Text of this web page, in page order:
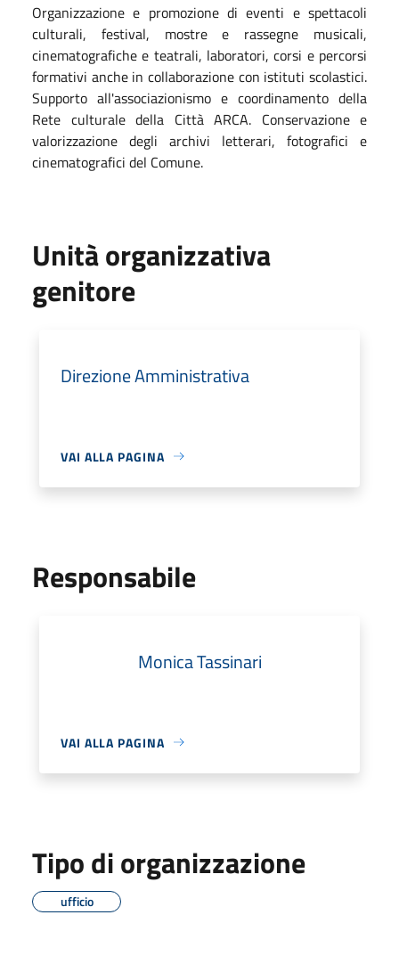
Organizzazione e promozione di eventi e spettacoli
culturali, festival, mostre e rassegne musicali,
cinematografiche e teatrali, laboratori, corsi e percorsi
formativi anche in collaborazione con istituti scolastici.
Supporto all'associazionismo e coordinamento della
Rete culturale della Città ARCA. Conservazione e
valorizzazione degli archivi letterari, fotografici e
cinematografici del Comune.
Unità organizzativa
genitore
Direzione Amministrativa
VAI ALLA PAGINA
Responsabile
Monica Tassinari
VAI ALLA PAGINA
Tipo di organizzazione
ufficio